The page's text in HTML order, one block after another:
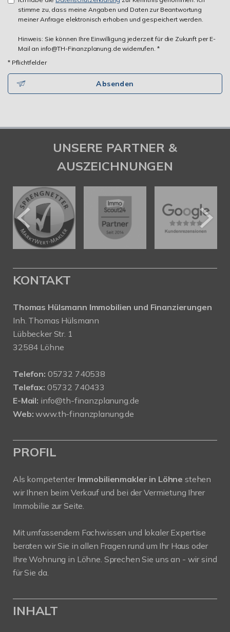
stimme zu, dass meine Angaben und Daten zur Beantwortung
meiner Anfrage elektronisch erhoben und gespeichert werden.
Hinweis: Sie können Ihre Einwilligung jederzeit für die Zukunft per E-
Mail an info@TH-Finanzplanung.de widerrufen. *
* Pflichtfelder
Absenden
UNSERE PARTNER &
AUSZEICHNUNGEN
KONTAKT
Thomas Hülsmann Immobilien und Finanzierungen
Inh. Thomas Hülsmann
Lübbecker Str. 1
32584 Löhne
Telefon: 05732 740538
Telefax: 05732 740433
E-Mail: info@th-finanzplanung.de
Web: www.th-finanzplanung.de
PROFIL
Als kompetenter Immobilienmakler in Löhne stehen
wir Ihnen beim Verkauf und bei der Vermietung Ihrer
Immobilie zur Seite.
Mit umfassendem Fachwissen und lokaler Expertise
beraten wir Sie in allen Fragen rund um Ihr Haus oder
Ihre Wohnung in Löhne. Sprechen Sie uns an - wir sind
für Sie da.
INHALT